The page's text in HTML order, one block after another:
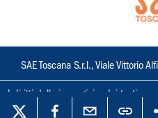
SAE Toscana S.r.l., Viale Vittorio
I diritti delle immagini e dei testi
loro riproduzione con qualsiasi